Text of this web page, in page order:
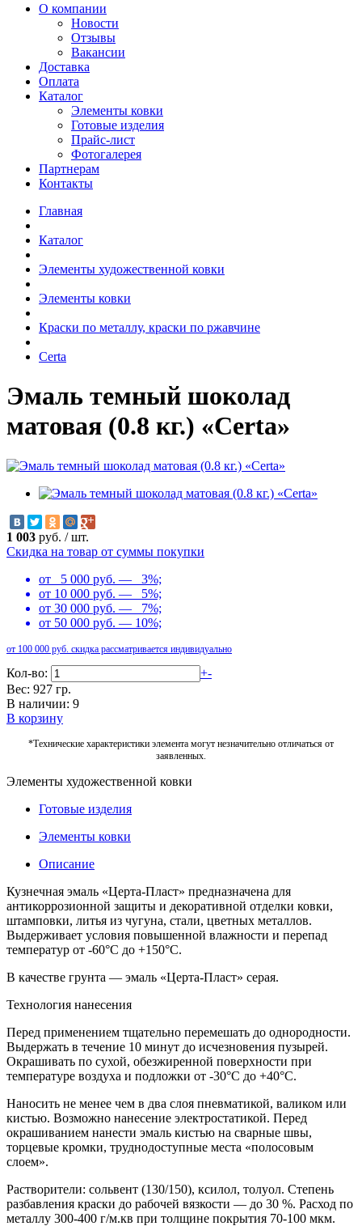
О компании
Новости
Отзывы
Вакансии
Доставка
Оплата
Каталог
Элементы ковки
Готовые изделия
Прайс-лист
Фотогалерея
Партнерам
Контакты
Главная
Каталог
Элементы художественной ковки
Элементы ковки
Краски по металлу, краски по ржавчине
Certa
Эмаль темный шоколад
матовая (0.8 кг.) «Certa»
1 003 руб. /шт.
Скидка на товар от суммы покупки
от 5 000 руб. — 3%;
от 10 000 руб. — 5%;
от 30 000 руб. — 7%;
от 50 000 руб. — 10%;
от 100 000 руб. скидка рассматривается индивидуально
Кол-во: +-
Вес: 927 гр.
В наличии: 9
В корзину
*Технические характеристики элемента могут незначительно отличаться от
заявленных.
Элементы художественной ковки
Готовые изделия
Элементы ковки
Описание
Кузнечная эмаль «Церта-Пласт» предназначена для
антикоррозионной защиты и декоративной отделки ковки,
штамповки, литья из чугуна, стали, цветных металлов.
Выдерживает условия повышенной влажности и перепад
температур от -60°С до +150°С.
В качестве грунта — эмаль «Церта-Пласт» серая.
Технология нанесения
Перед применением тщательно перемешать до однородности.
Выдержать в течение 10 минут до исчезновения пузырей.
Окрашивать по сухой, обезжиренной поверхности при
температуре воздуха и подложки от -30°С до +40°С.
Наносить не менее чем в два слоя пневматикой, валиком или
кистью. Возможно нанесение электростатикой. Перед
окрашиванием нанести эмаль кистью на сварные швы,
торцевые кромки, труднодоступные места «полосовым
слоем».
Растворители: сольвент (130/150), ксилол, толуол. Степень
разбавления краски до рабочей вязкости — до 30 %. Расход по
металлу 300-400 г/м.кв при толщине покрытия 70-100 мкм.